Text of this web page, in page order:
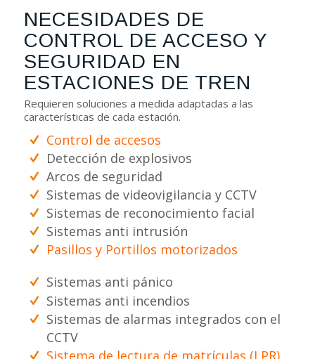
NECESIDADES DE
CONTROL DE ACCESO Y
SEGURIDAD EN
ESTACIONES DE TREN
Requieren soluciones a medida adaptadas a las
características de cada estación.
Control de accesos
Detección de explosivos
Arcos de seguridad
Sistemas de videovigilancia y CCTV
Sistemas de reconocimiento facial
Sistemas anti intrusión
Pasillos y Portillos motorizados
Sistemas anti pánico
Sistemas anti incendios
Sistemas de alarmas integrados con el
CCTV
Sistema de lectura de matrículas (LPR)